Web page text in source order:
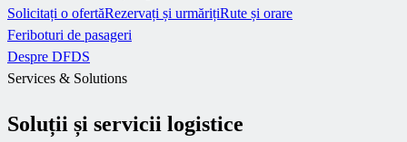
Solicitați o ofertăRezervați și urmărițiRute și orare
Feriboturi de pasageri
Despre DFDS
Services & Solutions
Soluții și servicii logistice